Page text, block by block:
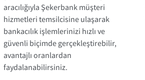
aracılığıyla Şekerbank müşteri
hizmetleri temsilcisine ulaşarak
bankacılık işlemlerinizi hızlı ve
güvenli biçimde gerçekleştirebilir,
avantajlı oranlardan
faydalanabilirsiniz.